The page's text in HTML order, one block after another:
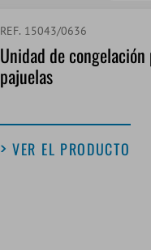
REF. 15043/0636
Unidad de congelación
pajuelas
VER EL PRODUCTO